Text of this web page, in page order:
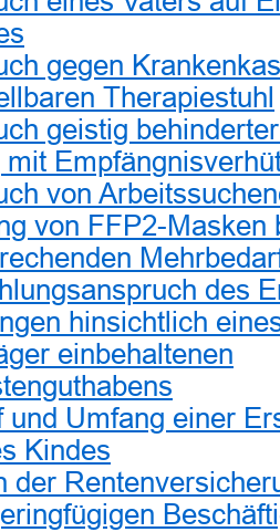
gegen
Therapiestuhl
geistig
mit
von
von FFP2-Masken
des
hinsichtlich
einbehaltenen
und Umfang einer
Kindes
der